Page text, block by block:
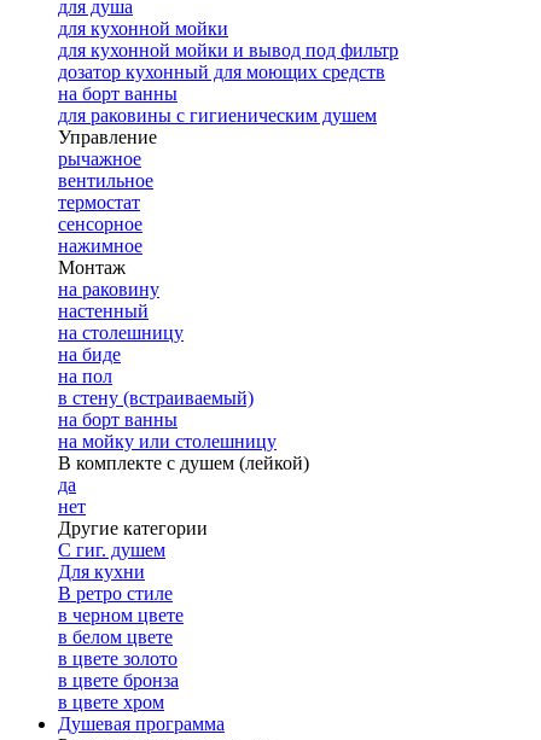
для душа
для кухонной мойки
для кухонной мойки и вывод под фильтр
дозатор кухонный для моющих средств
на борт ванны
для раковины с гигиеническим душем
Управление
рычажное
вентильное
термостат
сенсорное
нажимное
Монтаж
на раковину
настенный
на столешницу
на биде
на пол
в стену (встраиваемый)
на борт ванны
на мойку или столешницу
В комплекте с душем (лейкой)
да
нет
Другие категории
С гиг. душем
Для кухни
В ретро стиле
в черном цвете
в белом цвете
в цвете золото
в цвете бронза
в цвете хром
Душевая программа